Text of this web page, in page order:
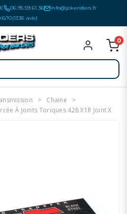
06.95.59.61.36
info@jokeriders.fr
10(1336 avis)
0
Chaine
À Joints Toriques 428 X1R Joint X